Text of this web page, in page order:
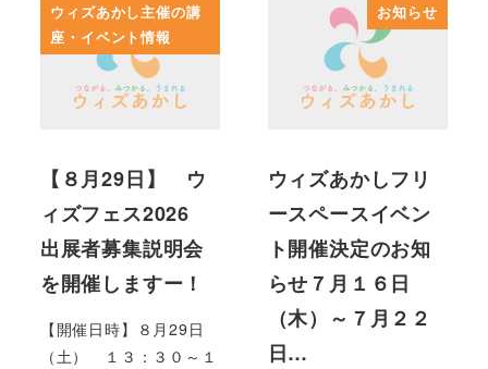
ウィズあかし主催の講
座・イベント情報
【８月29日】 ウ
ィズフェス2026
出展者募集説明会
を開催しますー！
【開催日時】８月29日
（土） １３：３０～１
お知らせ
ウィズあかしフリ
ースペースイベン
ト開催決定のお知
らせ７月１６日
（木）～７月２２
日…